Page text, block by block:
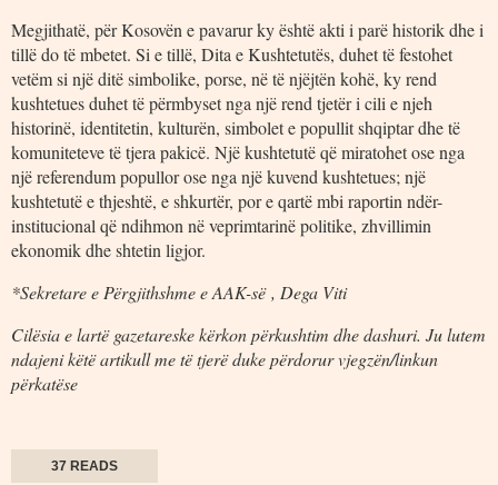
Megjithatë, për Kosovën e pavarur ky është akti i parë historik dhe i
tillë do të mbetet. Si e tillë, Dita e Kushtetutës, duhet të festohet
vetëm si një ditë simbolike, porse, në të njëjtën kohë, ky rend
kushtetues duhet të përmbyset nga një rend tjetër i cili e njeh
historinë, identitetin, kulturën, simbolet e popullit shqiptar dhe të
komuniteteve të tjera pakicë. Një kushtetutë që miratohet ose nga
një referendum popullor ose nga një kuvend kushtetues; një
kushtetutë e thjeshtë, e shkurtër, por e qartë mbi raportin ndër-
institucional që ndihmon në veprimtarinë politike, zhvillimin
ekonomik dhe shtetin ligjor.
*Sekretare e Përgjithshme e AAK-së , Dega Viti
Cilësia e lartë gazetareske kërkon përkushtim dhe dashuri. Ju lutem
ndajeni këtë artikull me të tjerë duke përdorur vjegzën/linkun
përkatëse
37 READS